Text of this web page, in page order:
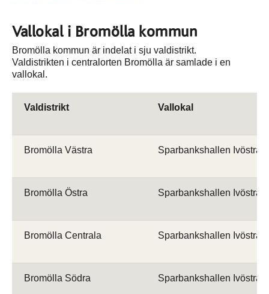
Vallokal i Bromölla kommun
Bromölla kommun är indelat i sju valdistrikt.
Valdistrikten i centralorten Bromölla är samlade i en
vallokal.
Valdistrikt Vallokal
Bromölla Västra Sparbankshallen
Bromölla Östra Sparbankshallen
Bromölla Centrala Sparbankshallen
Bromölla Södra Sparbankshallen